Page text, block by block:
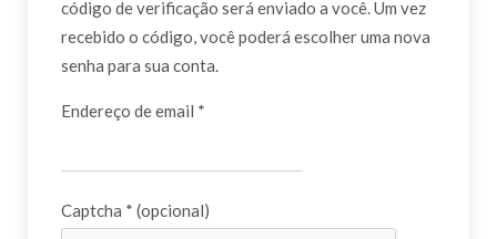
código de verificação será enviado a você. Um vez
recebido o código, você poderá escolher uma nova
senha para sua conta.
Endereço de email *
Captcha * (opcional)